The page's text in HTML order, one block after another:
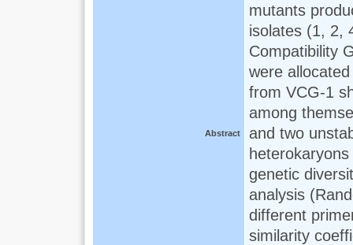
Abstract
mutants
isolates (1, 2,
Compatibility
were
from VCG-1
among
and two
genetic
analysis
different
similarity